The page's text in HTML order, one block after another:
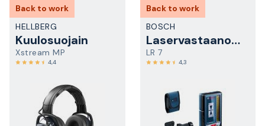
Back to work
HELLBERG
Kuulosuojain
Xstream MP
4,4
Back to work
BOSCH
Laservastaanotin
LR 7
4,3